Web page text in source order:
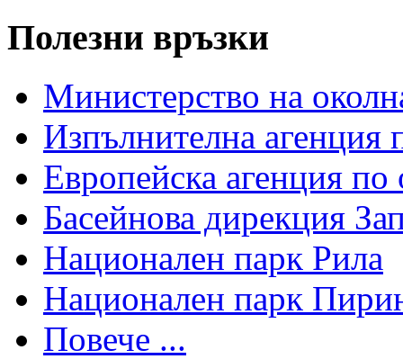
Полезни връзки
Министерство на
Изпълнителна агенция
Европейска агенция по
Басейнова дирекция
Национален парк Рила
Национален парк
Повече ...